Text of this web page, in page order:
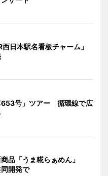
日本駅名看板チャーム」
653号」ツアー 循環線で広
商品「うま糀らぁめん」
開発で